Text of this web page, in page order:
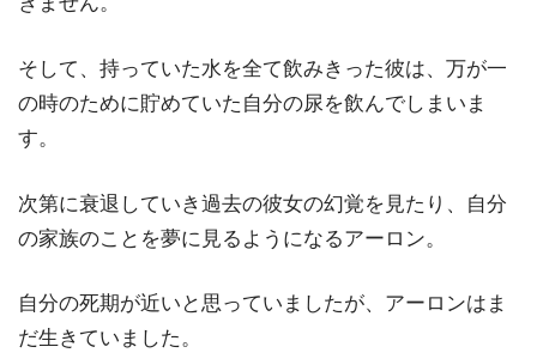
そして、持っていた水を全て飲みきった彼は、万が一
の時のために貯めていた自分の尿を飲んでしまいま
す。
次第に衰退していき過去の彼女の幻覚を見たり、自分
の家族のことを夢に見るようになるアーロン。
自分の死期が近いと思っていましたが、アーロンはま
だ生きていました。